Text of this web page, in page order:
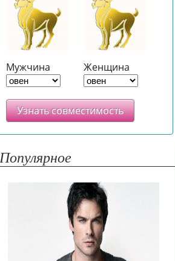
Мужчина Женщина
Узнать совместимость
Популярное